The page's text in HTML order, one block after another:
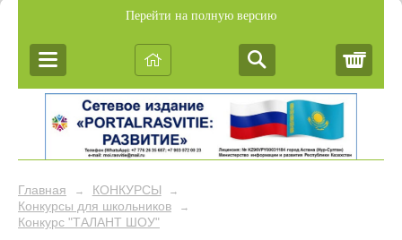
Перейти на полную версию
Главная → КОНКУРСЫ →
Конкурсы для школьников →
Конкурс "ТАЛАНТ ШОУ"